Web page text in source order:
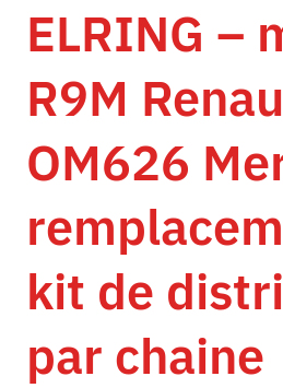
ELRING –
R9M
OM626
kit de
par chaine